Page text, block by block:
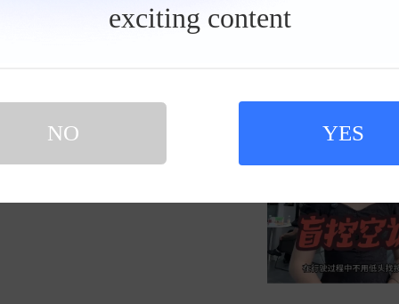
exciting content
NO YES
比亚迪三指盲控空调